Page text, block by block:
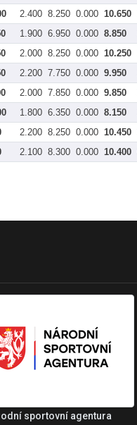
2.400 8.250 0.000 10.650
1.900 6.950 0.000 8.850
2.000 8.250 0.000 10.250
2.200 7.750 0.000 9.950
2.000 7.850 0.000 9.850
1.800 6.350 0.000 8.150
2.200 8.250 0.000 10.450
2.100 8.300 0.000 10.400
sportovní agentura